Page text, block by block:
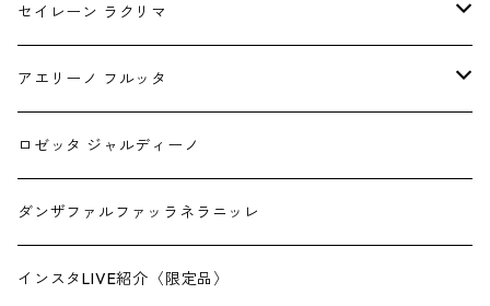
1月
2月
3月
4月
5月
セイレーン ラクリマ
ピアス
チャーム
アエリーノ フルッタ
1.5mm幅
2.0mm幅
ロゼッタ ジャルディーノ
ダンザファルファッラネラニッレ
インスタLIVE紹介〈限定品〉